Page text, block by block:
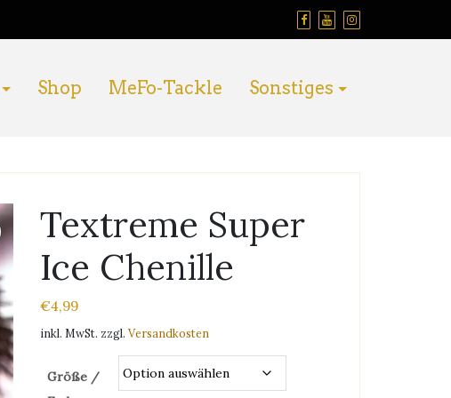
Shop MeFo-Tackle Sonstiges
Textreme Super
Ice Chenille
€4,99
inkl. MwSt. zzgl. Versandkosten
Größe /